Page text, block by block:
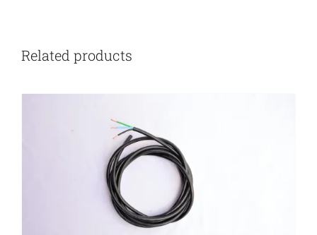
Related products